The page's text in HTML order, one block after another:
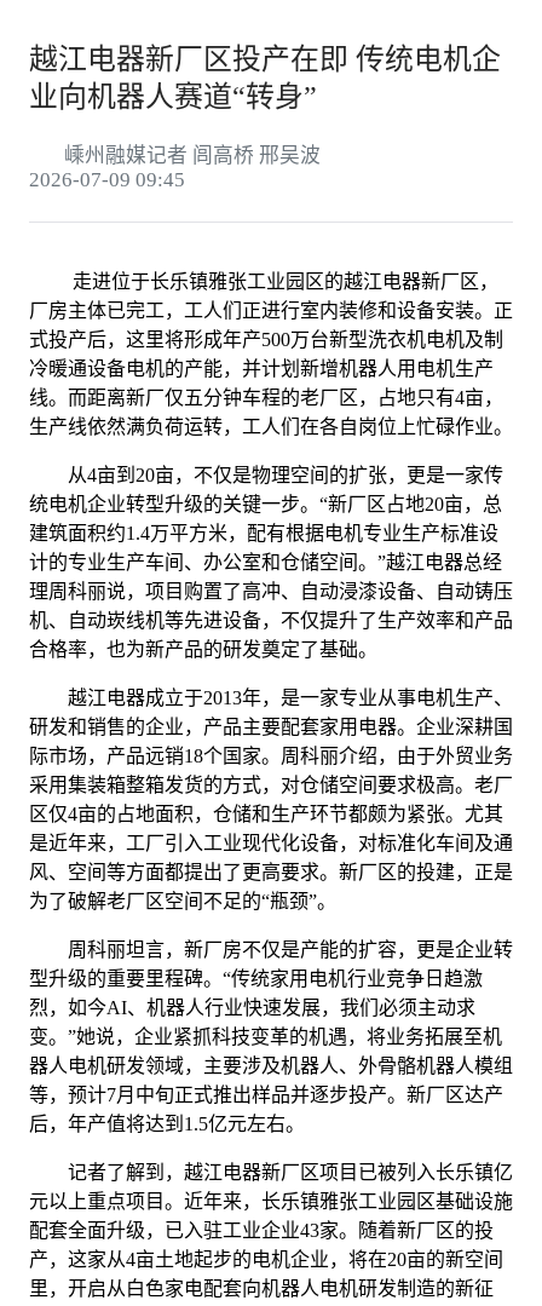
越江电器新厂区投产在即 传统电机企
业向机器人赛道“转身”
嵊州融媒记者 闾高桥 邢吴波
2026-07-09 09:45
走进位于长乐镇雅张工业园区的越江电器新厂区，
厂房主体已完工，工人们正进行室内装修和设备安装。正
式投产后，这里将形成年产500万台新型洗衣机电机及制
冷暖通设备电机的产能，并计划新增机器人用电机生产
线。而距离新厂仅五分钟车程的老厂区，占地只有4亩，
生产线依然满负荷运转，工人们在各自岗位上忙碌作业。
从4亩到20亩，不仅是物理空间的扩张，更是一家传
统电机企业转型升级的关键一步。“新厂区占地20亩，总
建筑面积约1.4万平方米，配有根据电机专业生产标准设
计的专业生产车间、办公室和仓储空间。”越江电器总经
理周科丽说，项目购置了高冲、自动浸漆设备、自动铸压
机、自动崁线机等先进设备，不仅提升了生产效率和产品
合格率，也为新产品的研发奠定了基础。
越江电器成立于2013年，是一家专业从事电机生产、
研发和销售的企业，产品主要配套家用电器。企业深耕国
际市场，产品远销18个国家。周科丽介绍，由于外贸业务
采用集装箱整箱发货的方式，对仓储空间要求极高。老厂
区仅4亩的占地面积，仓储和生产环节都颇为紧张。尤其
是近年来，工厂引入工业现代化设备，对标准化车间及通
风、空间等方面都提出了更高要求。新厂区的投建，正是
为了破解老厂区空间不足的“瓶颈”。
周科丽坦言，新厂房不仅是产能的扩容，更是企业转
型升级的重要里程碑。“传统家用电机行业竞争日趋激
烈，如今AI、机器人行业快速发展，我们必须主动求
变。”她说，企业紧抓科技变革的机遇，将业务拓展至机
器人电机研发领域，主要涉及机器人、外骨骼机器人模组
等，预计7月中旬正式推出样品并逐步投产。新厂区达产
后，年产值将达到1.5亿元左右。
记者了解到，越江电器新厂区项目已被列入长乐镇亿
元以上重点项目。近年来，长乐镇雅张工业园区基础设施
配套全面升级，已入驻工业企业43家。随着新厂区的投
产，这家从4亩土地起步的电机企业，将在20亩的新空间
里，开启从白色家电配套向机器人电机研发制造的新征